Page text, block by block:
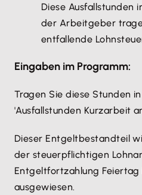
Diese Ausfallstunden
der Arbeitgeber
entfallende
Eingaben im Programm:
Tragen Sie diese Stunden
'Ausfallstunden Kurzarbeit
Dieser Entgeltbestandteil
der steuerpflichtigen
Entgeltfortzahlung Feiertag
ausgewiesen.